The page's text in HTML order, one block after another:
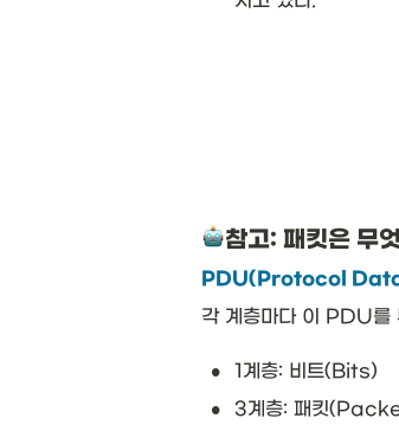
참고: 패킷은 무
PDU(Protocol
각 계층마다 이 PDU를
• 1계층: 비트(Bits)
• 3계층: 패킷